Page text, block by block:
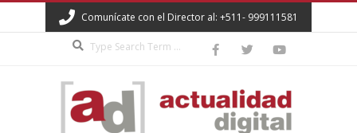
to
Comunícate con el Director al: +511- 999111581